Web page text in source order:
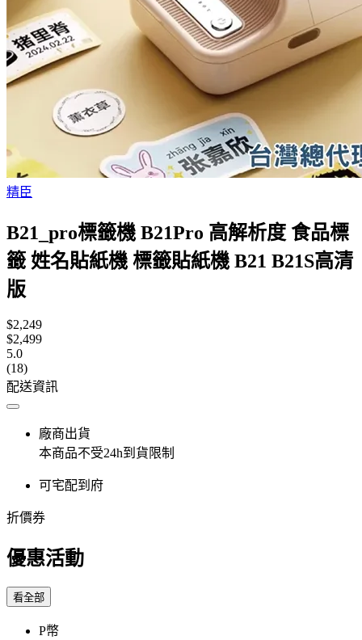
精臣
B21_pro標籤機 B21Pro 高解析度 食品標
籤 姓名貼紙機 標籤貼紙機 B21 B21S高清
版
$2,249
$2,499
5.0
(18)
配送資訊
廠商出貨
本商品不受24h到貨限制
可宅配到府
折價券
優惠活動
看全部
P幣